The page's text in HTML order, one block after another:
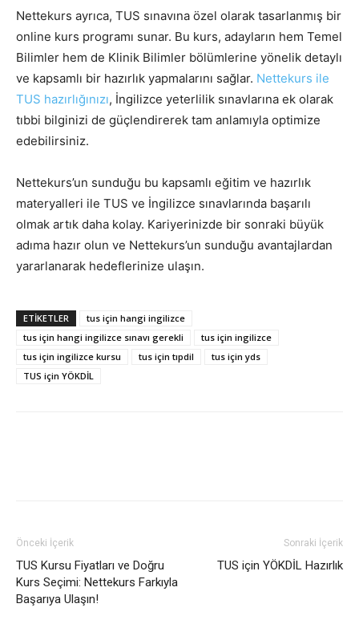
Nettekurs ayrıca, TUS sınavına özel olarak tasarlanmış bir
online kurs programı sunar. Bu kurs, adayların hem Temel
Bilimler hem de Klinik Bilimler bölümlerine yönelik detaylı
ve kapsamlı bir hazırlık yapmalarını sağlar. Nettekurs ile
TUS hazırlığınızı, İngilizce yeterlilik sınavlarına ek olarak
tıbbi bilginizi de güçlendirerek tam anlamıyla optimize
edebilirsiniz.
Nettekurs’un sunduğu bu kapsamlı eğitim ve hazırlık
materyalleri ile TUS ve İngilizce sınavlarında başarılı
olmak artık daha kolay. Kariyerinizde bir sonraki büyük
adıma hazır olun ve Nettekurs’un sunduğu avantajlardan
yararlanarak hedeflerinize ulaşın.
ETIKETLER
tus için hangi ingilizce
tus için hangi ingilizce sınavı gerekli
tus için ingilizce
tus için ingilizce kursu
tus için tıpdil
tus için yds
TUS için YÖKDİL
Önceki İçerik
TUS Kursu Fiyatları ve Doğru
Kurs Seçimi: Nettekurs Farkıyla
Başarıya Ulaşın!
Sonraki İçerik
TUS için YÖKDİL Hazırlık